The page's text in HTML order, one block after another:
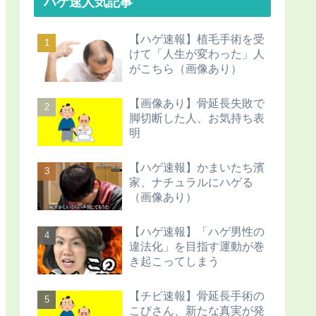
【ハゲ速報】植毛手術を受
けて「人生が変わった」人
がこちら（画像あり）
【画像あり】骨延長失敗で
脚切断した人、お気持ち表
明
【ハゲ速報】かまいたち濱
家、ナチュラルにハゲる
（画像あり）
【ハゲ速報】「ハゲ男性の
違法化」を目指す運動が巻
き起こってしまう
【チビ速報】骨延長手術の
こびさん、新たな真実が発